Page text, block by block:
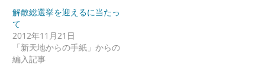
解散総選挙を迎えるに当たっ
て
2012年11月21日
「新天地からの手紙」からの
編入記事